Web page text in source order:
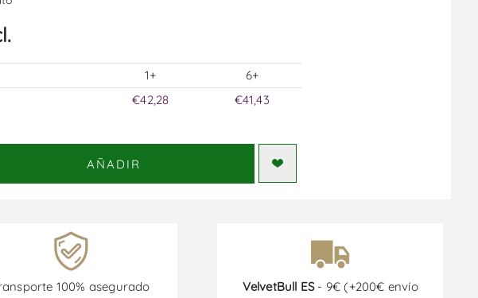
1+
6+
€42,28 €41,43
AÑADIR
100% asegurado
VelvetBull ES- 9€ (+200€ envío